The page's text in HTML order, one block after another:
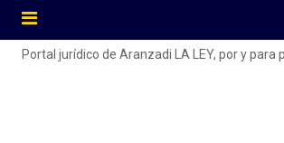
Portal jurídico de Aranzadi LA LEY, por y